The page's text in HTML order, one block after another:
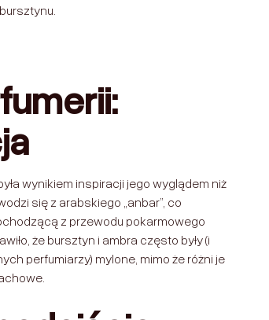
wynikiem inspiracji jego wyglądem niż
się z arabskiego „anbar”, co
z przewodu pokarmowego
że bursztyn i ambra często były (i
perfumiarzy) mylone, mimo że różni je